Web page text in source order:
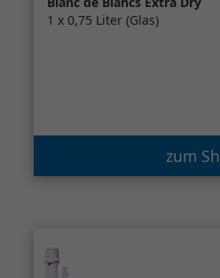
1 x 0,75 Liter (Glas)
zum